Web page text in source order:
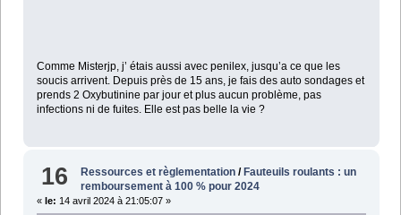
Comme Misterjp, j’ étais aussi avec penilex, jusqu’a ce que les
soucis arrivent. Depuis près de 15 ans, je fais des auto sondages et
prends 2 Oxybutinine par jour et plus aucun problème, pas
infections ni de fuites. Elle est pas belle la vie ?
16 Ressources et règlementation / Fauteuils roulants : un
remboursement à 100 % pour 2024
« le: 14 avril 2024 à 21:05:07 »